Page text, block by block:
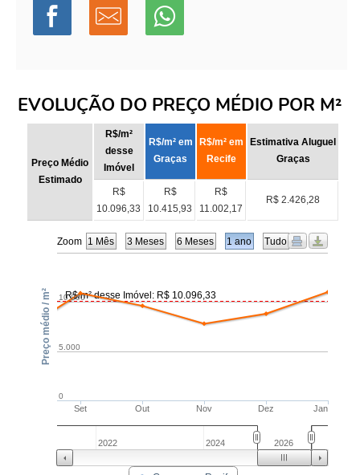
EVOLUÇÃO DO PREÇO MÉDIO POR M²